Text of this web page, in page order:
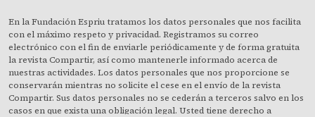
En la Fundación Espriu tratamos los datos personales que nos facilita
con el máximo respeto y privacidad. Registramos su correo
electrónico con el fin de enviarle periódicamente y de forma gratuita
la revista Compartir, así como mantenerle informado acerca de
nuestras actividades. Los datos personales que nos proporcione se
conservarán mientras no solicite el cese en el envío de la revista
Compartir. Sus datos personales no se cederán a terceros salvo en los
casos en que exista una obligación legal. Usted tiene derecho a